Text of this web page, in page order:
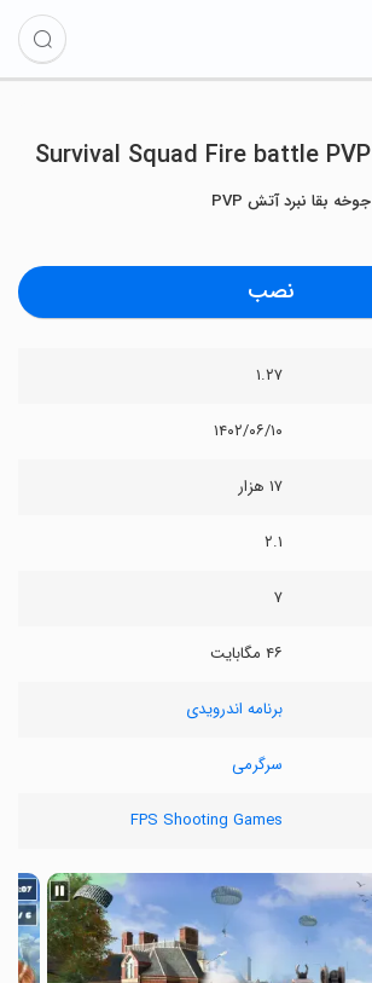
Survival Squad Fire battle PVP
جوخه بقا نبرد آتش PVP
نصب
۱.۲۷
۱۴۰۲/۰۶/۱۰
۱۷ هزار
۲.۱
۷
۴۶ مگابایت
برنامه اندرویدی
سرگرمی
FPS Shooting Games